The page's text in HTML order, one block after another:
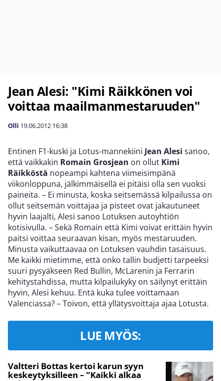
Jean Alesi: "Kimi Räikkönen voi
voittaa maailmanmestaruuden"
Olli 19.06.2012 16:38
Entinen F1-kuski ja Lotus-mannekiini Jean Alesi sanoo,
että vaikkakin Romain Grosjean on ollut Kimi
Räikköstä nopeampi kahtena viimeisimpänä
viikonloppuna, jälkimmäisellä ei pitäisi olla sen vuoksi
paineita. – Ei minusta, koska seitsemässä kilpailussa on
ollut seitsemän voittajaa ja pisteet ovat jakautuneet
hyvin laajalti, Alesi sanoo Lotuksen autoyhtiön
kotisivulla. – Sekä Romain että Kimi voivat erittäin hyvin
paitsi voittaa seuraavan kisan, myös mestaruuden.
Minusta vaikuttaavaa on Lotuksen vauhdin tasaisuus.
Me kaikki mietimme, että onko tallin budjetti tarpeeksi
suuri pysyäkseen Red Bullin, McLarenin ja Ferrarin
kehitystahdissa, mutta kilpailukyky on säilynyt erittäin
hyvin, Alesi kehuu. Entä kuka tulee voittamaan
Valenciassa? – Toivon, että yllätysvoittaja ajaa Lotusta.
LUE MYÖS:
Valtteri Bottas kertoi karun syyn
keskeytyksilleen – ”Kaikki alkaa